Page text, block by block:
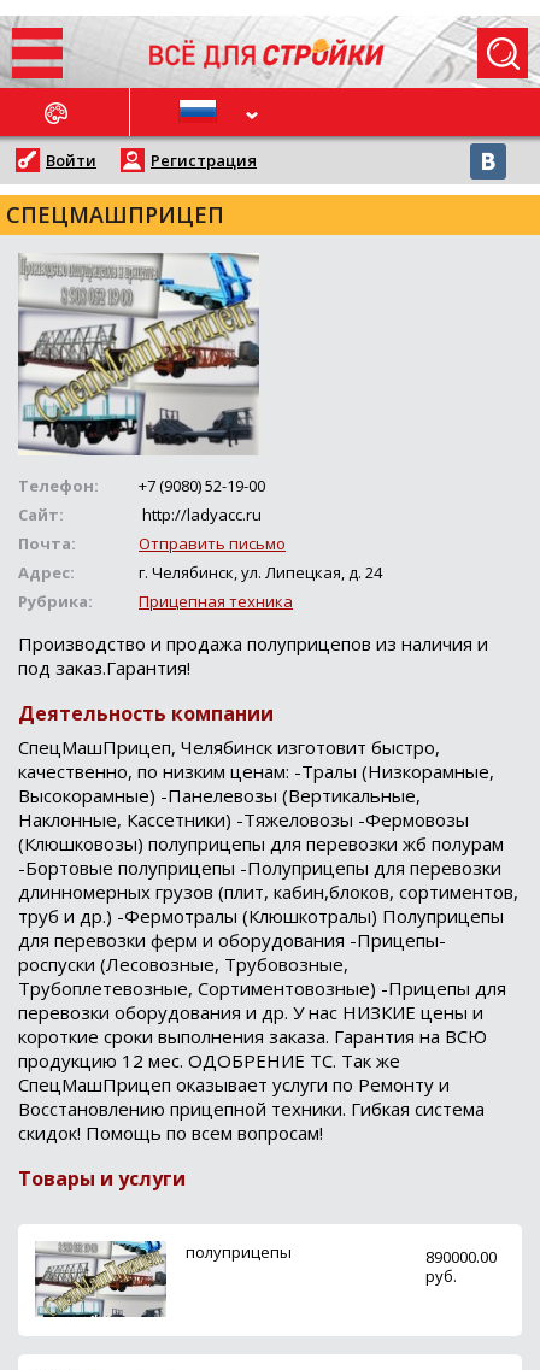
НОВОСТИ
Войти Регистрация
СПЕЦМАШПРИЦЕП
Телефон:
+7 (9080) 52-19-00
Сайт:
http://ladyacc.ru
Почта:
Отправить письмо
Адрес:
г. Челябинск, ул. Липецкая, д. 24
Рубрика:
Прицепная техника
Производство и продажа полуприцепов из наличия и
под заказ.Гарантия!
Деятельность компании
СпецМашПрицеп, Челябинск изготовит быстро,
качественно, по низким ценам: -Тралы (Низкорамные,
Высокорамные) -Панелевозы (Вертикальные,
Наклонные, Кассетники) -Тяжеловозы -Фермовозы
(Клюшковозы) полуприцепы для перевозки жб полурам
-Бортовые полуприцепы -Полуприцепы для перевозки
длинномерных грузов (плит, кабин,блоков, сортиментов,
труб и др.) -Фермотралы (Клюшкотралы) Полуприцепы
для перевозки ферм и оборудования -Прицепы-
роспуски (Лесовозные, Трубовозные,
Трубоплетевозные, Сортиментовозные) -Прицепы для
перевозки оборудования и др. У нас НИЗКИЕ цены и
короткие сроки выполнения заказа. Гарантия на ВСЮ
продукцию 12 мес. ОДОБРЕНИЕ ТС. Так же
СпецМашПрицеп оказывает услуги по Ремонту и
Восстановлению прицепной техники. Гибкая система
скидок! Помощь по всем вопросам!
Товары и услуги
полуприцепы
890000.00
руб.